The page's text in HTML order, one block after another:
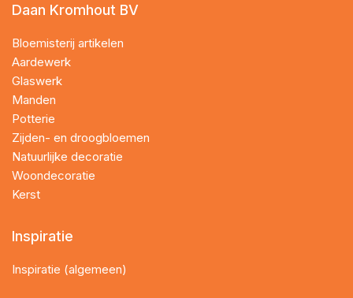
Daan Kromhout BV
Bloemisterij artikelen
Aardewerk
Glaswerk
Manden
Potterie
Zijden- en droogbloemen
Natuurlijke decoratie
Woondecoratie
Kerst
Inspiratie
Inspiratie (algemeen)